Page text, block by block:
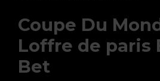
Coupe Du
Loffre de paris
Bet